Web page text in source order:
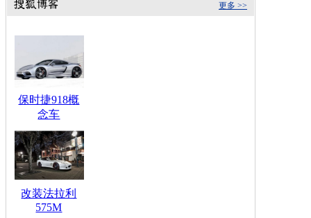
更多 >>
保时捷918概
念车
改装法拉利
575M